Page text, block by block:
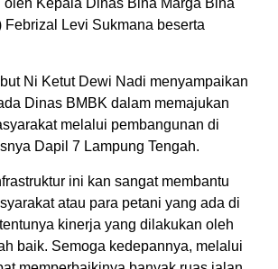
Kepala Dinas Bina Marga Bina
Febrizal Levi Sukmana beserta
Ni Ketut Dewi Nadi menyampaikan
Dinas BMBK dalam memajukan
melalui pembangunan di
Dapil 7 Lampung Tengah.
ini kan sangat membantu
atau para petani yang ada di
kinerja yang dilakukan oleh
baik. Semoga kedepannya, melalui